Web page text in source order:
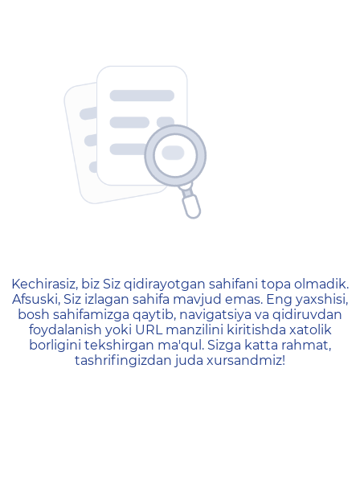
404 — Страница не
Kechirasiz, biz Siz qidirayotgan sahifani topa olmadik.
Afsuski, Siz izlagan sahifa mavjud emas. Eng yaxshisi,
bosh sahifamizga qaytib, navigatsiya va qidiruvdan
foydalanish yoki URL manzilini kiritishda xatolik
borligini tekshirgan ma'qul. Sizga katta rahmat,
tashrifingizdan juda xursandmiz!